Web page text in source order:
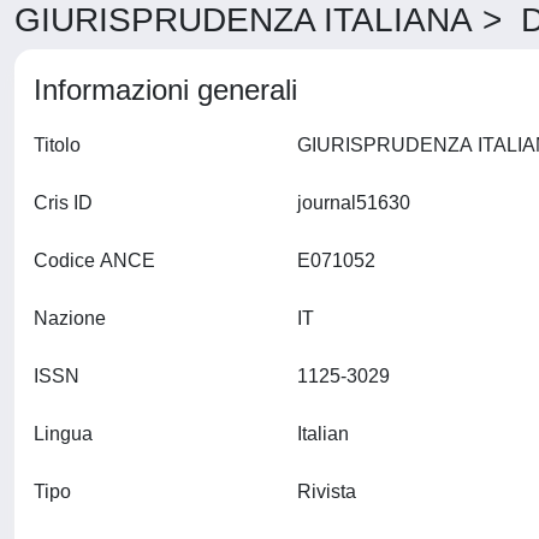
GIURISPRUDENZA ITALIANA >
Informazioni generali
Titolo
Cris ID
Codice ANCE
Nazione
ISSN
Lingua
Tipo Rivista